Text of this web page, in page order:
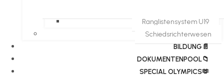
Ranglistensystem U19
Schiedsrichterwesen
BILDUNG📄
DOKUMENTENPOOL📁
​​SPECIAL OLYMPICS🫶